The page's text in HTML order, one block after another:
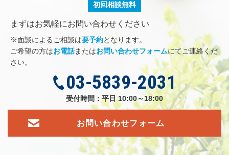
初回相談無料
まずはお気軽にお問い合わせください
※面談によるご相談は要予約となります。
ご希望の方はお電話またはお問い合わせフォームにてご連絡くだ
さい。
03-5839-2031
受付時間：平日 10:00～18:00
お問い合わせフォーム